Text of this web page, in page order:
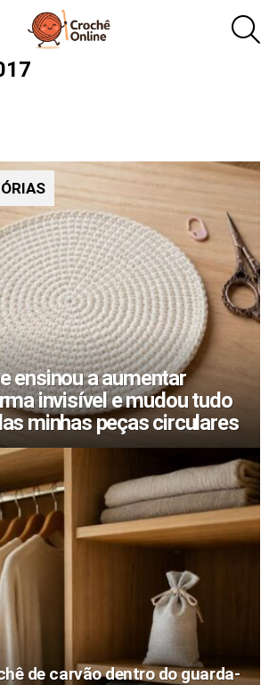
ensinou a aumentar
invisível e mudou tudo
minhas peças circulares
de carvão dentro do guarda-